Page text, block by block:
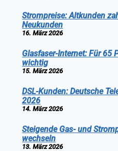
Strompreise: Altkunden
Neukunden
16. März 2026
Glasfaser-Internet: Für 65
wichtig
15. März 2026
DSL-Kunden: Deutsche
2026
14. März 2026
Steigende Gas- und
wechseln
13. März 2026